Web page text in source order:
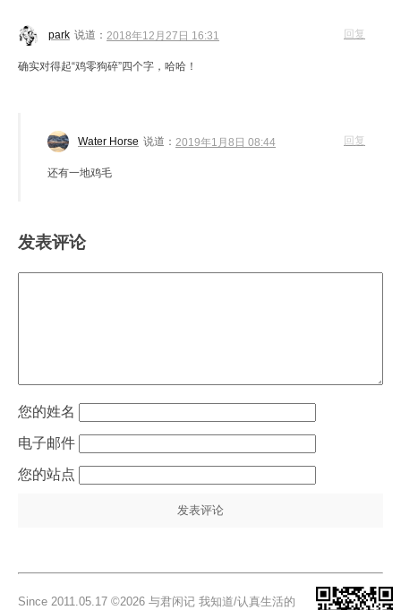
park 说道： 2018年12月27日 16:31
确实对得起“鸡零狗碎”四个字，哈哈！
回复
Water Horse 说道： 2019年1月8日 08:44
还有一地鸡毛
回复
发表评论
姓名
电子邮件
站点
Since 2011.05.17 ©2026 与君闲记 我知道/认真生活的